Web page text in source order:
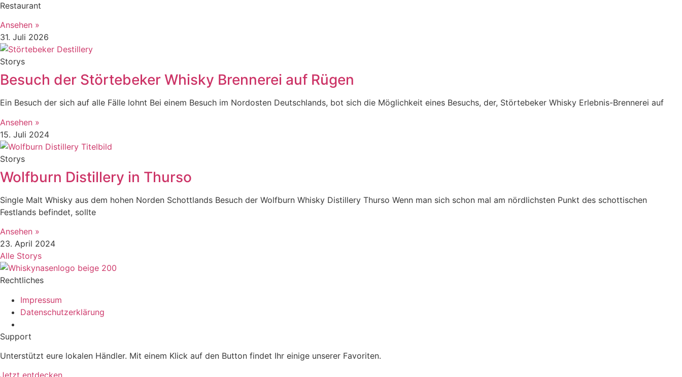
Restaurant
Ansehen »
31. Juli 2026
Storys
Besuch der Störtebeker Whisky Brennerei auf Rügen
Ein Besuch der sich auf alle Fälle lohnt Bei einem Besuch im Nordosten Deutschlands, bot sich die Möglichkeit eines Besuchs, der, Störtebeker Whisky Erlebnis-Brennerei auf
Ansehen »
15. Juli 2024
Storys
Wolfburn Distillery in Thurso
Single Malt Whisky aus dem hohen Norden Schottlands Besuch der Wolfburn Whisky Distillery Thurso Wenn man sich schon mal am nördlichsten Punkt des schottischen
Festlands befindet, sollte
Ansehen »
23. April 2024
Alle Storys
Rechtliches
Impressum
Datenschutzerklärung
Support
Unterstützt eure lokalen Händler. Mit einem Klick auf den Button findet Ihr einige unserer Favoriten.